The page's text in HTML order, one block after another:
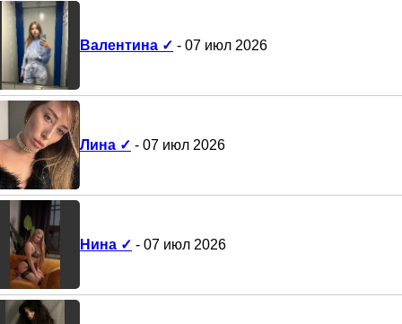
Валентина ✓ - 07 июл 2026
Лина ✓ - 07 июл 2026
Нина ✓ - 07 июл 2026